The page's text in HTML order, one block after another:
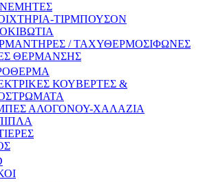
ΤΙΡΜΠΟΥΣΟΝ
/ ΤΑΧΥΘΕΡΜΟΣΙΦΩΝΕΣ
ΘΕΡΜΑΝΣΗΣ
ΚΟΥΒΕΡΤΕΣ &
ΑΛΟΓΟΝΟΥ-ΧΑΛΑΖΙΑ